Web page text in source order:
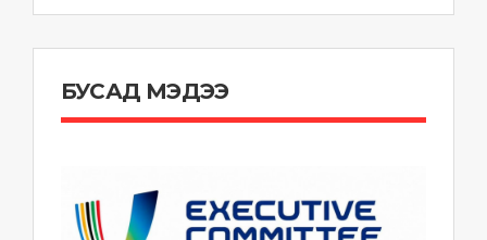
БУСАД МЭДЭЭ